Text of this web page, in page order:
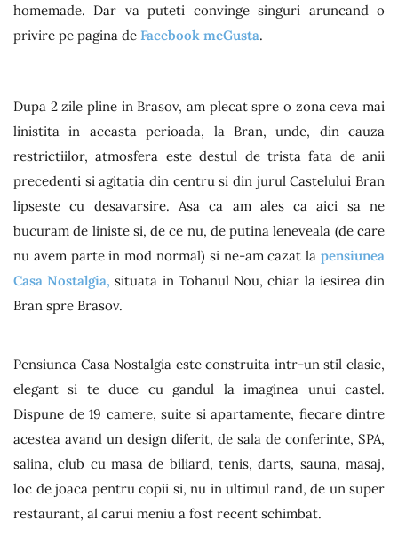
homemade. Dar va puteti convinge singuri aruncand o
privire pe pagina de Facebook meGusta.
Dupa 2 zile pline in Brasov, am plecat spre o zona ceva mai
linistita in aceasta perioada, la Bran, unde, din cauza
restrictiilor, atmosfera este destul de trista fata de anii
precedenti si agitatia din centru si din jurul Castelului Bran
lipseste cu desavarsire. Asa ca am ales ca aici sa ne
bucuram de liniste si, de ce nu, de putina leneveala (de care
nu avem parte in mod normal) si ne-am cazat la pensiunea
Casa Nostalgia, situata in Tohanul Nou, chiar la iesirea din
Bran spre Brasov.
Pensiunea Casa Nostalgia este construita intr-un stil clasic,
elegant si te duce cu gandul la imaginea unui castel.
Dispune de 19 camere, suite si apartamente, fiecare dintre
acestea avand un design diferit, de sala de conferinte, SPA,
salina, club cu masa de biliard, tenis, darts, sauna, masaj,
loc de joaca pentru copii si, nu in ultimul rand, de un super
restaurant, al carui meniu a fost recent schimbat.